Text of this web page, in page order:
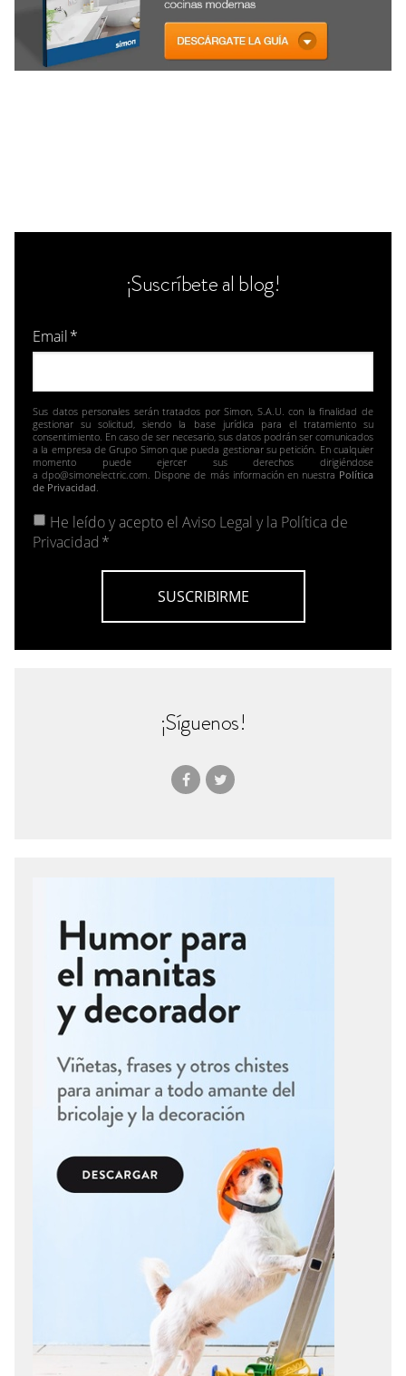
¡Suscríbete al blog!
Email*
Sus datos personales serán tratados por Simon, S.A.U. con la finalidad de
gestionar su solicitud, siendo la base jurídica para el tratamiento su
consentimiento. En caso de ser necesario, sus datos podrán ser comunicados
a la empresa de Grupo Simon que pueda gestionar su petición. En cualquier
momento puede ejercer sus derechos dirigiéndose
a dpo@simonelectric.com. Dispone de más información en nuestra Política
de Privacidad.
He leído y acepto el Aviso Legal y la Política de
Privacidad *
¡Síguenos!